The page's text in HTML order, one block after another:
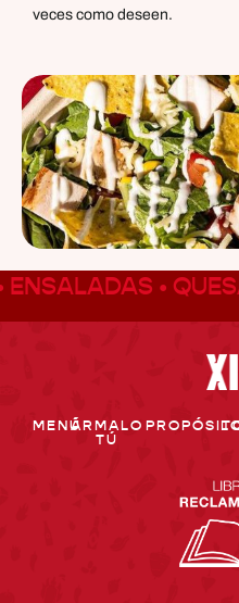
veces como deseen.
•
MENÚÁRMALO
TÚ